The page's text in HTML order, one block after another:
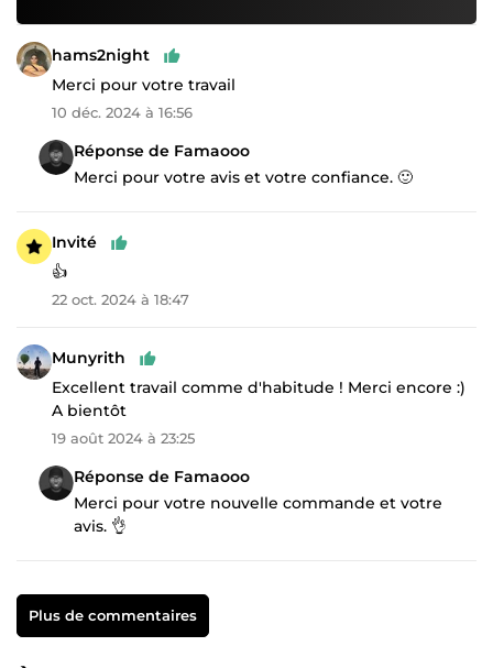
hams2night
Merci pour votre travail
10 déc. 2024 à 16:56
Réponse de Famaooo
Merci pour votre avis et votre confiance. 🙂
Invité
👍
22 oct. 2024 à 18:47
Munyrith
Excellent travail comme d'habitude ! Merci encore :)
A bientôt
19 août 2024 à 23:25
Réponse de Famaooo
Merci pour votre nouvelle commande et votre
avis. 👌
Plus de commentaires